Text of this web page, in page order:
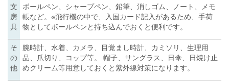
文
房
具
ボールペン、シャープペン、鉛筆、消しゴム、ノート、メモ
帳など。※飛行機の中で、入国カード記入があるため、手荷
物としてボールペンと持ち込んでおくと便利です。
そ
の
他
腕時計、水着、カメラ、目覚まし時計、カミソリ、生理用
品、爪切り、コップ等。 帽子、サングラス、日傘、日焼け止
めクリーム等用意しておくと紫外線対策になります。